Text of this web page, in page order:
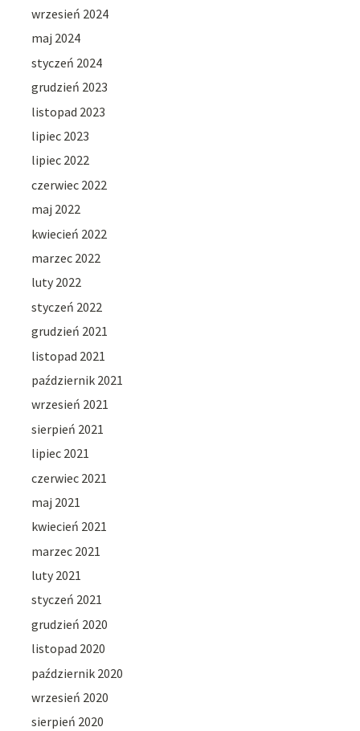
wrzesień 2024
maj 2024
styczeń 2024
grudzień 2023
listopad 2023
lipiec 2023
lipiec 2022
czerwiec 2022
maj 2022
kwiecień 2022
marzec 2022
luty 2022
styczeń 2022
grudzień 2021
listopad 2021
październik 2021
wrzesień 2021
sierpień 2021
lipiec 2021
czerwiec 2021
maj 2021
kwiecień 2021
marzec 2021
luty 2021
styczeń 2021
grudzień 2020
listopad 2020
październik 2020
wrzesień 2020
sierpień 2020